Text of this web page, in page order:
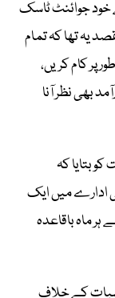
جوائنٹ ٹاسک
یہ تھا کہ تمام
پر کام کریں،
بھی نظر آنا
بتایا کہ
ادارے میں ایک
ماہ باقاعدہ
کے خلاف